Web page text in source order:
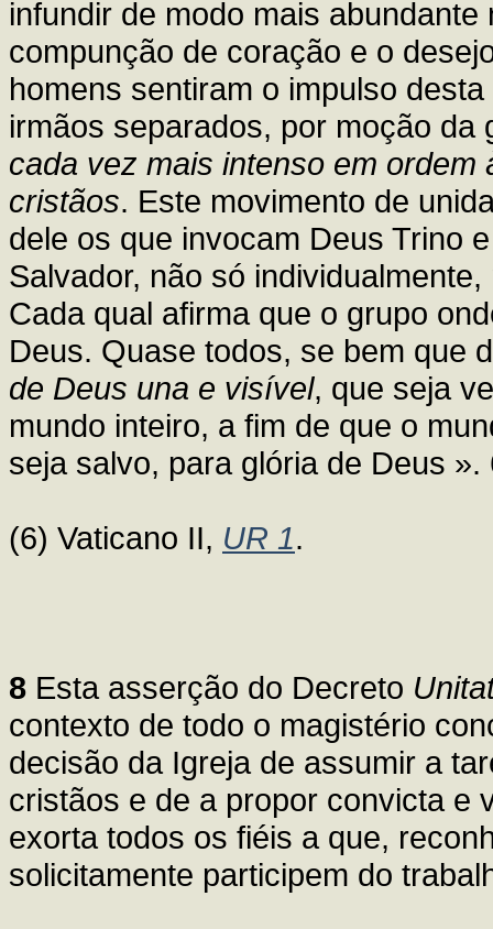
infundir de modo mais
compunção de coração e o
homens sentiram o impulso
irmãos separados, por moção
cada vez mais intenso em
cristãos. Este movimento de
dele os que invocam Deus Trino
Salvador, não só
Cada qual afirma que o grupo
Deus. Quase todos, se bem que
de Deus una e visível, que seja
mundo inteiro, a fim de que o
seja salvo, para glória de Deus ».
(6) Vaticano II, UR 1.
8 Esta asserção do Decreto
contexto de todo o magistério
decisão da Igreja de assumir a
cristãos e de a propor convicta e
exorta todos os fiéis a que,
solicitamente participem do